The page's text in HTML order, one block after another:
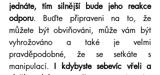
jednáte, tím silnější bude jeho reakce
odporu. Buďte připraveni na to, že
můžete být obviňováni, může vám být
vyhrožováno a také je velmi
pravděpodobné, že se setkáte s
manipulací. I kdybyste sebevíc vřeli a